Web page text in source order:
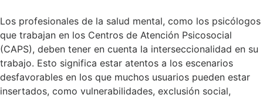
Los profesionales de la salud mental, como los psicólogos
que trabajan en los Centros de Atención Psicosocial
(CAPS), deben tener en cuenta la interseccionalidad en su
trabajo. Esto significa estar atentos a los escenarios
desfavorables en los que muchos usuarios pueden estar
insertados, como vulnerabilidades, exclusión social,